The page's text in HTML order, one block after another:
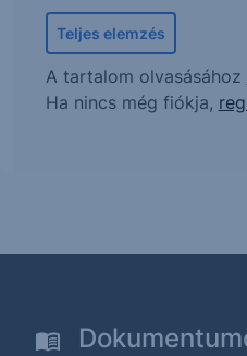
Teljes elemzés
A tartalom olvasásához
Ha nincs még fiókja,